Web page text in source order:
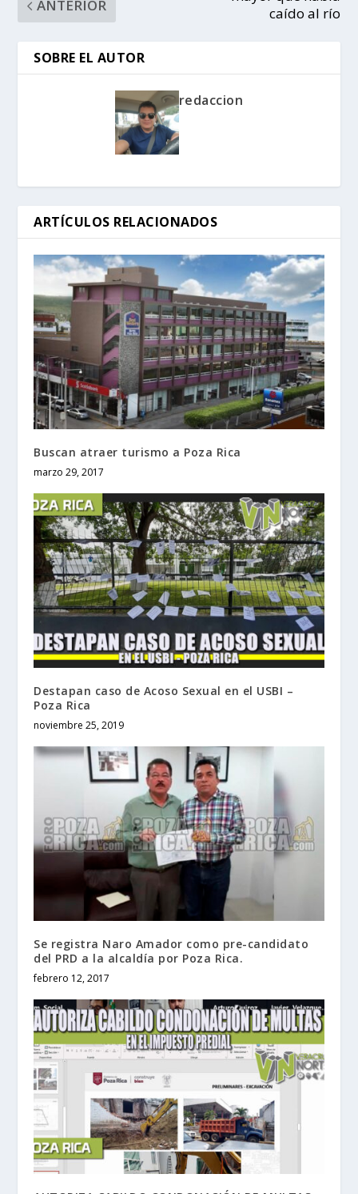
ANTERIOR
caído al río
SOBRE EL AUTOR
redaccion
ARTÍCULOS RELACIONADOS
Buscan atraer turismo a Poza Rica
marzo 29, 2017
Destapan caso de Acoso Sexual en el USBI –
Poza Rica
noviembre 25, 2019
Se registra Naro Amador como pre-candidato
del PRD a la alcaldía por Poza Rica.
febrero 12, 2017